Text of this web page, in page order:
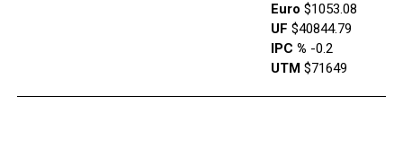
Euro $1053.08
UF $40844.79
IPC % -0.2
UTM $71649